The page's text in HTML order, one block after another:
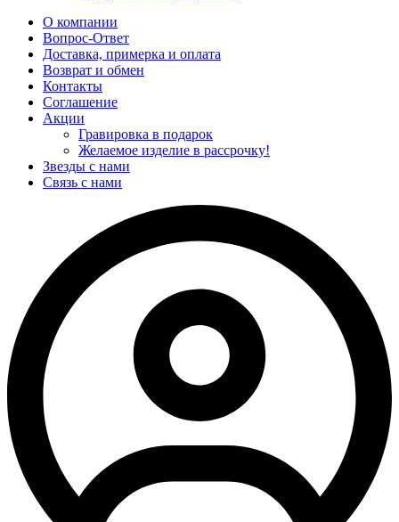
О компании
Вопрос-Ответ
Доставка, примерка и оплата
Возврат и обмен
Контакты
Соглашение
Акции
Гравировка в подарок
Желаемое изделие в рассрочку!
Звезды с нами
Связь с нами